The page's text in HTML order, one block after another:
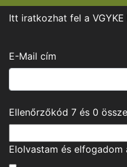
Itt iratkozhat fel a VGYKE
E-Mail cím
Ellenőrzőkód 7 és 0
Elolvastam és elfogadom